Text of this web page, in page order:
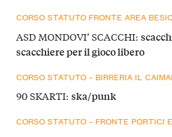
CORSO STATUTO FRONTE AREA
ASD MONDOVI’ SCACCHI:
scacchiere per il gioco libero
CORSO STATUTO – BIRRERIA IL
90 SKARTI: ska/punk
CORSO STATUTO – FRONTE PORTICI